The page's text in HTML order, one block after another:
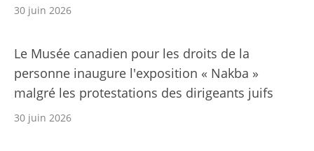
30 juin 2026
Le Musée canadien pour les droits de la
personne inaugure l'exposition « Nakba »
malgré les protestations des dirigeants juifs
30 juin 2026